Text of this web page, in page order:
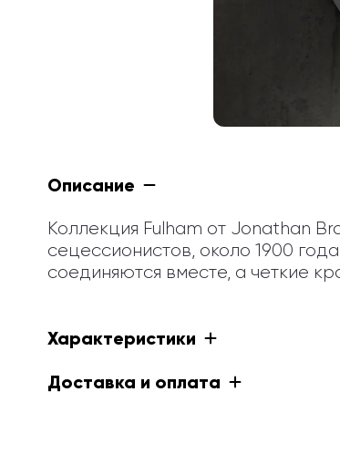
Описание
Коллекция Fulham от Jonathan
сецессионистов, около 1900
соединяются вместе, а четкие
Характеристики
Доставка и оплата